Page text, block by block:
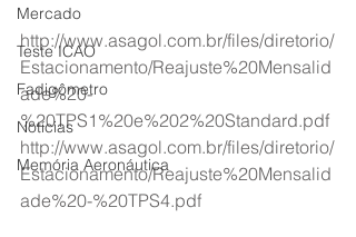
Mercado
Teste ICAO
Fadigômetro
Notícias
Memória Aeronáutica
http://www.asagol.com.br/files/diretorio/
Estacionamento/Reajuste%20Mensalid
ade%20-
%20TPS1%20e%202%20Standard.pdf
http://www.asagol.com.br/files/diretorio/
Estacionamento/Reajuste%20Mensalid
ade%20-%20TPS4.pdf